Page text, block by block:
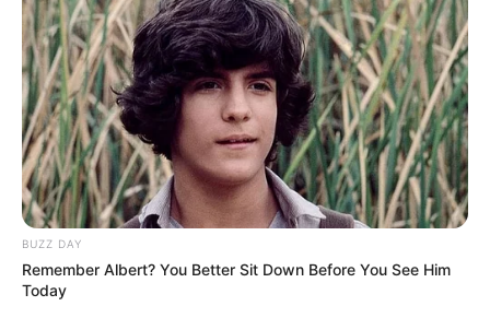
BUZZ DAY
Remember Albert? You Better Sit Down Before You See Him
Today